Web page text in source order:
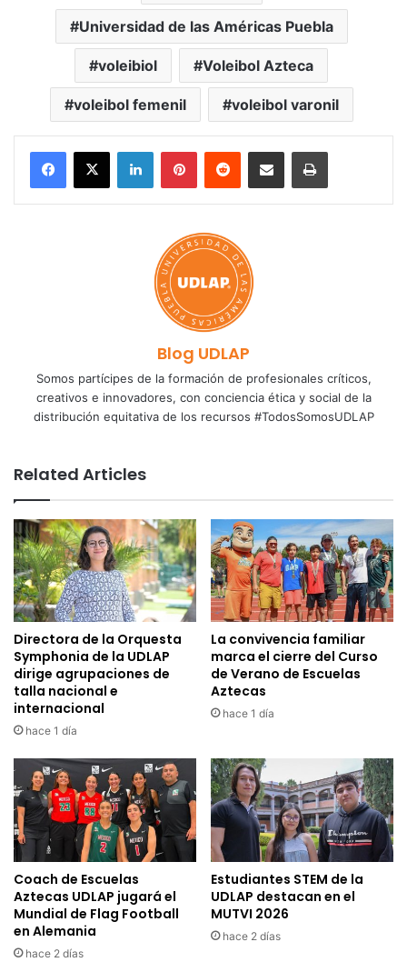
Universidad de las Américas Puebla
voleibiol Voleibol Azteca
voleibol femenil voleibol varonil
LinkedInPinterestReddit Share via Email Print
Blog UDLAP
Somos partícipes de la formación de profesionales críticos,
creativos e innovadores, con conciencia ética y social de la
distribución equitativa de los recursos #TodosSomosUDLAP
Related Articles
Directora de la Orquesta
Symphonia de la UDLAP
dirige agrupaciones de
talla nacional e
internacional
hace 1 día
La convivencia familiar
marca el cierre del Curso
de Verano de Escuelas
Aztecas
hace 1 día
Coach de Escuelas
Aztecas UDLAP jugará el
Mundial de Flag Football
en Alemania
hace 2 días
Estudiantes STEM de la
UDLAP destacan en el
MUTVI 2026
hace 2 días